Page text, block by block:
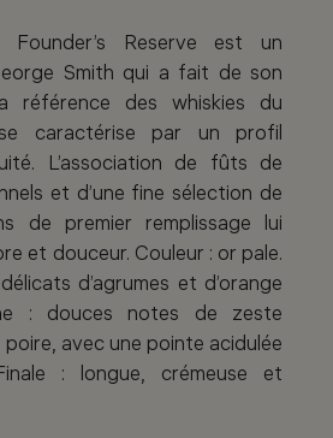
Founder’s Reserve est un
Smith qui a fait de son
référence des whiskies du
caractérise par un profil
L’association de fûts de
et d’une fine sélection de
de premier remplissage lui
et douceur. Couleur : or pale.
d’agrumes et d’orange
: douces notes de zeste
poire, avec une pointe acidulée
: longue, crémeuse et